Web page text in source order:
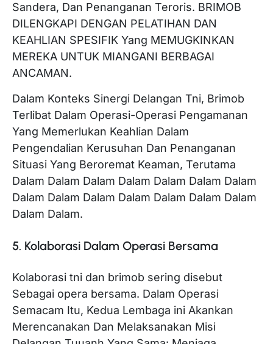
Sandera, Dan Penanganan Teroris. BRIMOB
DILENGKAPI DENGAN PELATIHAN DAN
KEAHLIAN SPESIFIK Yang MEMUGKINKAN
MEREKA UNTUK MIANGANI BERBAGAI
ANCAMAN.
Dalam Konteks Sinergi Delangan Tni, Brimob
Terlibat Dalam Operasi-Operasi Pengamanan
Yang Memerlukan Keahlian Dalam
Pengendalian Kerusuhan Dan Penanganan
Situasi Yang Beroremat Keaman, Terutama
Dalam Dalam Dalam Dalam Dalam Dalam Dalam
Dalam Dalam Dalam Dalam Dalam Dalam Dalam
Dalam Dalam.
5. Kolaborasi Dalam Operasi Bersama
Kolaborasi tni dan brimob sering disebut
Sebagai opera bersama. Dalam Operasi
Semacam Itu, Kedua Lembaga ini Akankan
Merencanakan Dan Melaksanakan Misi